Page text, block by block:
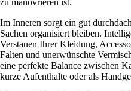
zu manövrieren ist.
Im Inneren sorgt ein gut
Sachen organisiert bleiben.
Verstauen Ihrer Kleidung,
Falten und unerwünschte
eine perfekte Balance zwischen
kurze Aufenthalte oder als